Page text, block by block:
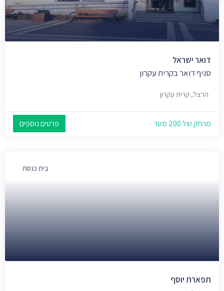
דואר ישראל
סניף דואר בקרית עקרון
הרצל, קרית עקרון
מרחק של 200 מטר פרטים נוספים
בית כנסת
תפארת יוסף